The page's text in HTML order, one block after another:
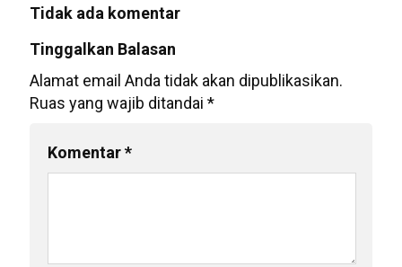
Tidak ada komentar
Tinggalkan Balasan
Alamat email Anda tidak akan dipublikasikan.
Ruas yang wajib ditandai *
Komentar*